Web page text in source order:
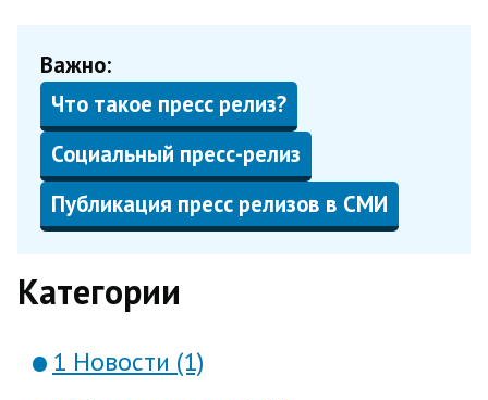
Важно:
Что такое пресс релиз?
Социальный пресс-релиз
Публикация пресс релизов в СМИ
Категории
1 Новости (1)